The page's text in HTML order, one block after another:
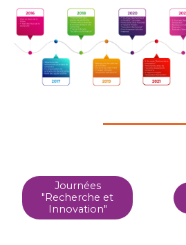
Journées
"Recherche et
Innovation"